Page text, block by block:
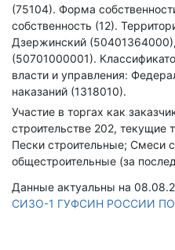
(75104). Форма
собственность (12).
Дзержинский
(50701000001).
власти и управления:
наказаний (1318010).
Участие в торгах как
строительстве 202, текущие
Пески строительные; Смеси
общестроительные (за
Данные актуальны на
СИЗО-1 ГУФСИН РОССИИ